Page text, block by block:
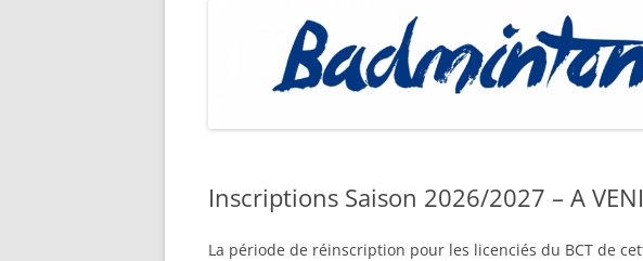
Inscriptions Saison 2026/2027 – A
La période de réinscription pour les licenciés du BCT de